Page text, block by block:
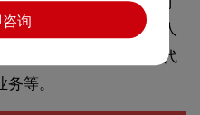
登记成立。法定代表人
果的生产加工。自营和代
等。
咨询